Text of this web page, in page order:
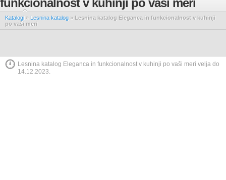
funkcionalnost v kuhinji po vaši meri
Katalogi » Lesnina katalog » Lesnina katalog Eleganca in funkcionalnost v kuhinji
po vaši meri
Lesnina katalog Eleganca in funkcionalnost v kuhinji po vaši meri velja do
14.12.2023.